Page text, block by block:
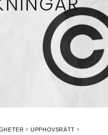
UPPHOVSRÄTT